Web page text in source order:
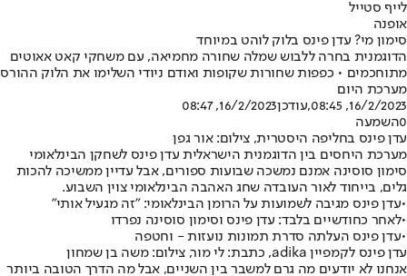
לייף סטייל
אופנה
סימון מי? עדן פינס בלוק לוהט במיוחד
הדוגמנית בחרה ללבוש שמלה שחורה מחמיאה, עם משחקי קאט אאוטים
מתוחכמים • כפפות שחורות שקופות ואודם ניודי השלימו את הלוק ההורס
מערכת היום
16/2/2023, 08:45
,עודכן16/2/2023, 08:47
0השמעה
עדן פינס בחליפה היסטרית, צילום: אור גפן
מערכת היחסים בין הדוגמנית הישראלית עדן פינס לשחקן הבינלאומי
סימון סוסינה אמנם נמשכה שבועות ספורים, אבל עדיין ממשיכה להכות
גלים, בייחוד לאור העובדה שחג האהבה הבינלאומי צוין השבוע.
•עדן פינס מגיבה לשמועות על הרומן הבינלאומי: "זה מגעיל אותי"
•לאחר כחודשיים בלבד: עדן פינס וסימון סוסינה נפרדו
•עדן פינס העלתה סדרת תמונות נועזות - וחטפה
עדן פינס לקמפיין adika, כתבת: לי מור, צילום: משה בן שמחון
אנחנו לא יודעים מה גרם למשבר בין השניים, אבל מה הדרך הטובה ביותר